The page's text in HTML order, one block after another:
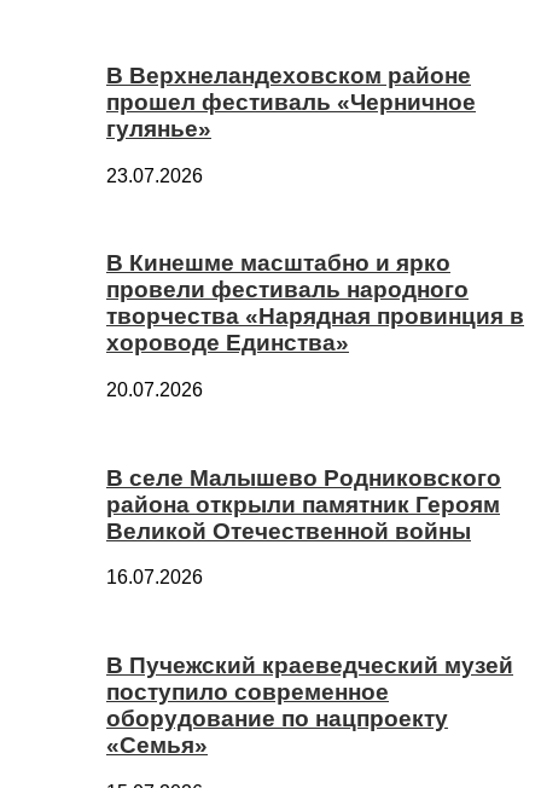
В Верхнеландеховском районе
прошел фестиваль «Черничное
гулянье»
23.07.2026
В Кинешме масштабно и ярко
провели фестиваль народного
творчества «Нарядная провинция в
хороводе Единства»
20.07.2026
В селе Малышево Родниковского
района открыли памятник Героям
Великой Отечественной войны
16.07.2026
В Пучежский краеведческий музей
поступило современное
оборудование по нацпроекту
«Семья»